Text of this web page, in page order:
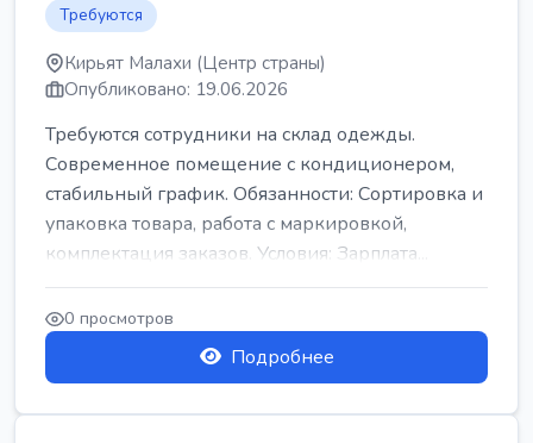
Требуются
Кирьят Малахи (Центр страны)
Опубликовано: 19.06.2026
Требуются сотрудники на склад одежды.
Современное помещение с кондиционером,
стабильный график. Обязанности: Сортировка и
упаковка товара, работа с маркировкой,
комплектация заказов. Условия: Зарплата...
0 просмотров
Подробнее